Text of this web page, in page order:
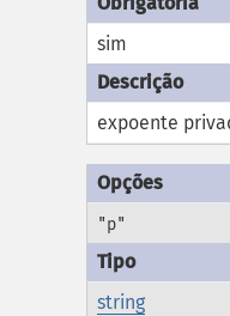
sim
expoente
"p"
string